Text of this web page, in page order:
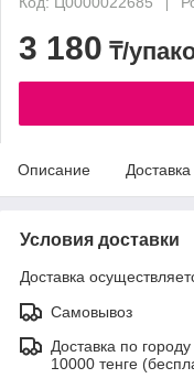
3 180 ₸/
Описание Доставка
Условия доставки
Доставка
Самовывоз
Доставка по
10000 тенге